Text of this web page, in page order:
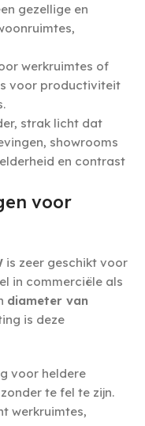
gezellige en
werkruimtes of
voor productiviteit
strak licht dat
showrooms
en contrast
voor
is zeer geschikt voor
in commerciële als
diameter van
is deze
voor heldere
te fel te zijn.
werkruimtes,